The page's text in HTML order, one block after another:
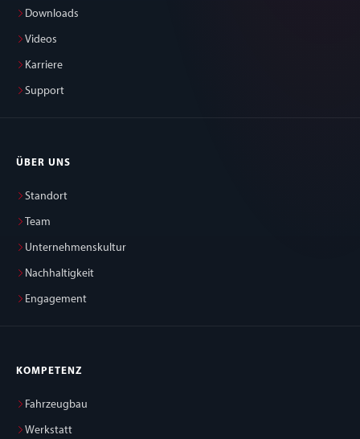
Downloads
Videos
Karriere
Support
ÜBER UNS
Standort
Team
Unternehmenskultur
Nachhaltigkeit
Engagement
KOMPETENZ
Fahrzeugbau
Werkstatt